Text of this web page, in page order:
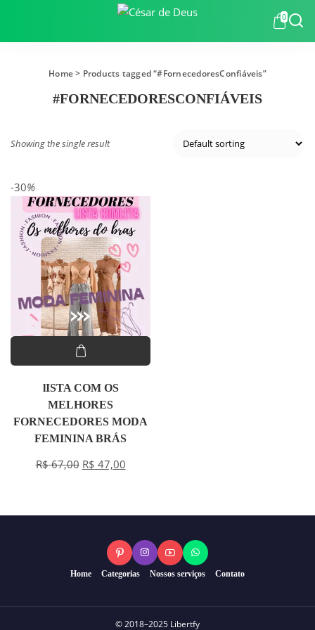
0
Home> Products tagged “#FornecedoresConfiáveis”
#FORNECEDORESCONFIÁVEIS
Showing the single result
-30%
lISTA COM OS
MELHORES
FORNECEDORES MODA
FEMININA BRÁS
R$67,00 R$ 47,00
Home Categorias Nossos serviços Contato
© 2018–2025 Libertfy